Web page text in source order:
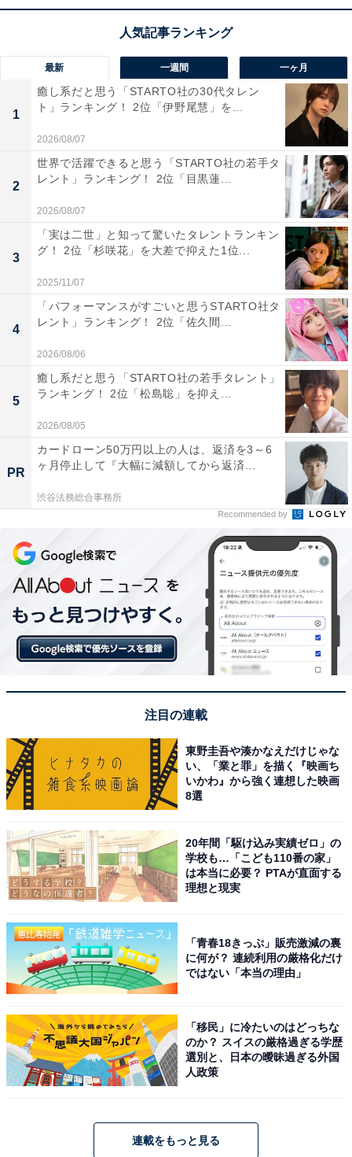
1位：北蒲原郡聖籠町
1位は、北蒲原郡聖籠町（きたかんばらぐんせいろうま
ち）。新潟県の下越地方に位置し、町内を通る高速道
路、国道バイパス、幹線道路などで隣接する新潟市や新
発田市へのアクセスも良好で、両市へ通勤・通学をする
人にも人気です。海岸地帯にあるため、サーフィンなど
のマリンスポーツや釣り、夏は海水浴に訪れる人でもに
ぎわいます。新潟東港工業地帯には電気、食品、電子機
器など約190社の企業が操業し、米をはじめ、ぶどうや
さくらんぼなどの果樹栽培も盛んです。
実際に住んだことがある回答者からは、「海辺の町なの
で景観は開けていて広い感じがしてよい。海も山も近
く、海水浴、ウインタースポーツが気軽に楽しめる。町
のイベントや、習い事サークル、子育てサークルなどは
充実しており、参加すれば仲間も増える」「子育ての体
制・助成、妊婦及び妊娠を希望する人への助成が充実し
ている。緑が豊かで自然が多いが、賑わいのある地域ま
でも生活圏内で行ける利便性の良さ」などのコメントが
寄せられました。
※回答者コメントは原文ママです
この記事の筆者：福島 ゆき プロフィール
アニメや漫画のレビュー、エンタメトピックスなどを中
心に、オールジャンルで執筆中のライター。時々、店舗
About ニュースでのライター歴は5年。
次ページ
5位までの全ランキング結果を見
る
新潟県民が選ぶ「住みたい街」ランキング！
「新潟市東区」「東京23区」を抑えた1位は？
最新 一週間 一ヶ月
1
癒し系だと思う「STARTO社の30代タレン
ト」ランキング！ 2位「伊野尾慧」を...
2026/08/07
2
世界で活躍できると思う「STARTO社の若手タ
レント」ランキング！ 2位「目黒蓮...
2026/08/07
3
「実は二世」と知って驚いたタレントランキン
グ！ 2位「杉咲花」を大差で抑えた1位...
2025/11/07
4
「パフォーマンスがすごいと思うSTARTO社タ
レント」ランキング！ 2位「佐久間...
2026/08/06
5
癒し系だと思う「STARTO社の若手タレント」
ランキング！ 2位「松島聡」を抑え...
2026/08/05
PR
カードローン50万円以上の人は、返済を3～6
ヶ月停止して『大幅に減額してから返済...
渋谷法務総合事務所
Recommended by
注目の連載
東野圭吾や湊かなえだけじゃな
い、「業と罪」を描く『映画ち
いかわ』から強く連想した映画
8選
20年間「駆け込み実績ゼロ」の
学校も…「こども110番の家」
は本当に必要？ PTAが直面する
理想と現実
「青春18きっぷ」販売激減の裏
に何が？ 連続利用の厳格化だけ
ではない「本当の理由」
「移民」に冷たいのはどっちな
のか？ スイスの厳格過ぎる学歴
選別と、日本の曖昧過ぎる外国
人政策
連載をもっと見る